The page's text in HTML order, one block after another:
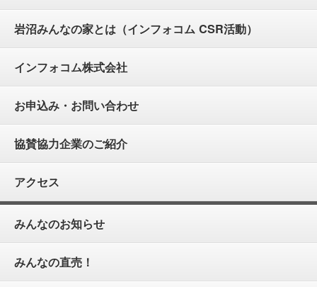
岩沼みんなの家とは（インフォコム CSR活動）
インフォコム株式会社
お申込み・お問い合わせ
協賛協力企業のご紹介
アクセス
みんなのお知らせ
みんなの直売！